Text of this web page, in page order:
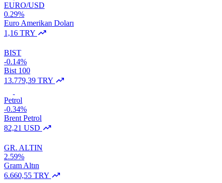
EURO/USD
0.29%
Euro Amerikan Doları
1,16 TRY
BIST
-0.14%
Bist 100
13.779,39 TRY
Petrol
-0.34%
Brent Petrol
82,21 USD
GR. ALTIN
2.59%
Gram Altın
6.660,55 TRY